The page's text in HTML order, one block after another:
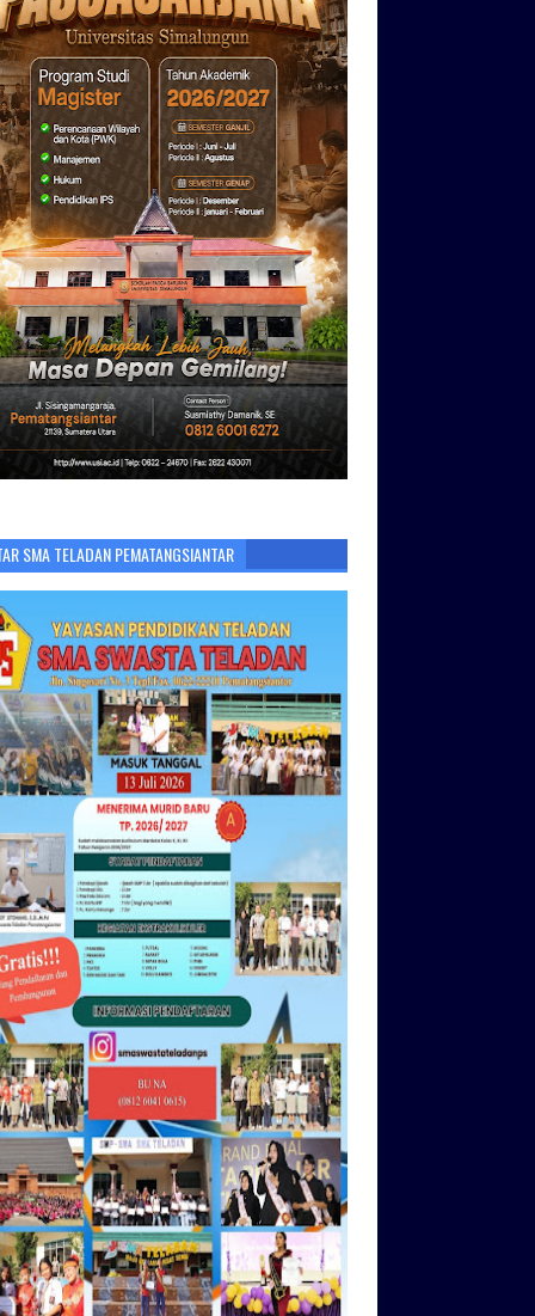
SMA TELADAN PEMATANGSIANTAR